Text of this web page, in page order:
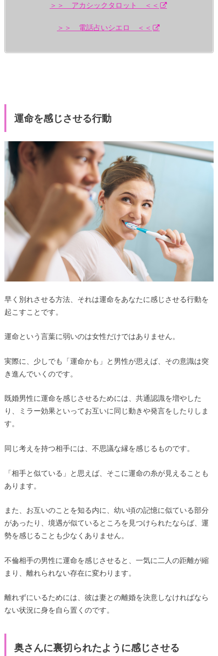
＞＞ アカシックタロット ＜＜
＞＞ 電話占いシエロ ＜＜
運命を感じさせる行動
早く別れさせる方法、それは運命をあなたに感じさせる行動を
起こすことです。
運命という言葉に弱いのは女性だけではありません。
実際に、少しでも「運命かも」と男性が思えば、その意識は突
き進んでいくのです。
既婚男性に運命を感じさせるためには、共通認識を増やした
り、ミラー効果といってお互いに同じ動きや発言をしたりしま
す。
同じ考えを持つ相手には、不思議な縁を感じるものです。
「相手と似ている」と思えば、そこに運命の糸が見えることも
あります。
また、お互いのことを知る内に、幼い頃の記憶に似ている部分
があったり、境遇が似ているところを見つけられたならば、運
勢を感じることも少なくありません。
不倫相手の男性に運命を感じさせると、一気に二人の距離が縮
まり、離れられない存在に変わります。
離れずにいるためには、彼は妻との離婚を決意しなければなら
ない状況に身を自ら置くのです。
奥さんに裏切られたように感じさせる